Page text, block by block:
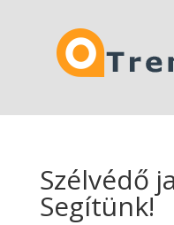
Szélvédő
Segítünk!